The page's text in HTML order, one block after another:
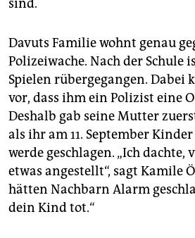
sind.
Davuts Familie wohnt genau
Polizeiwache. Nach der Schule
Spielen rübergegangen. Dabei
vor, dass ihm ein Polizist eine
Deshalb gab seine Mutter
als ihr am 11. September
werde geschlagen. „Ich
etwas angestellt“, sagt Kamile
hätten Nachbarn Alarm
dein Kind tot.“